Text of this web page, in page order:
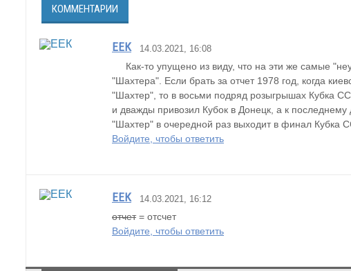
КОММЕНТАРИИ
ЕЕК 14.03.2021, 16:08
Как-то упущено из виду, что на эти же самые
"Шахтера". Если брать за отчет 1978 год, когда
"Шахтер", то в восьми подряд розыгрышах Кубка
и дважды привозил Кубок в Донецк, а к
"Шахтер" в очередной раз выходит в финал Кубка
Войдите, чтобы ответить
ЕЕК 14.03.2021, 16:12
отчет = отсчет
Войдите, чтобы ответить